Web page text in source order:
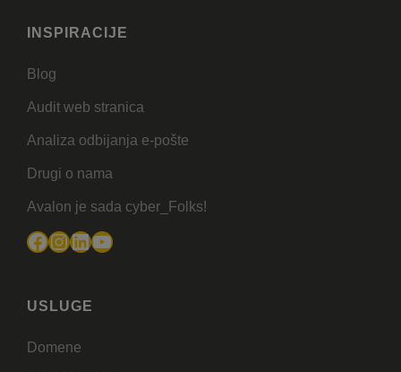
INSPIRACIJE
Blog
Audit web stranica
Analiza odbijanja e-pošte
Drugi o nama
Avalon je sada cyber_Folks!
Facebook
Instagram
LinkedIn
YouTube
USLUGE
Domene